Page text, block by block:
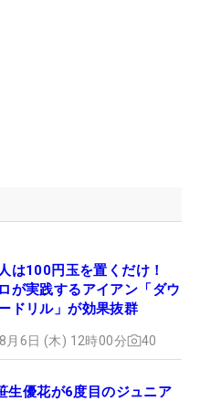
は100円玉を置くだけ！
が実践するアイアン「ダウ
ドリル」が効果抜群
月6日 (木) 12時00分 40
生優花が6度目のジュニア